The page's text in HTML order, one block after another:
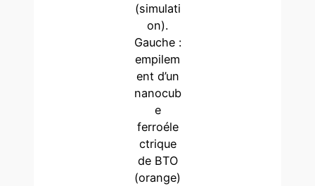
(simulati
on).
Gauche :
empilem
ent d’un
nanocub
e
ferroéle
ctrique
de BTO
(orange)